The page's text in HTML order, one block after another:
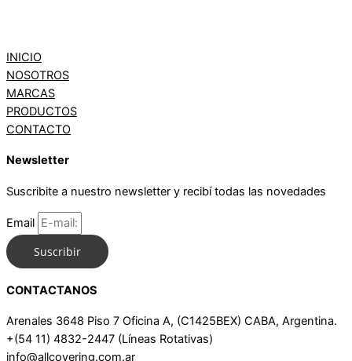
INICIO
NOSOTROS
MARCAS
PRODUCTOS
CONTACTO
Newsletter
Suscribite a nuestro newsletter y recibí todas las novedades
Email
Suscribir
CONTACTANOS
Arenales 3648 Piso 7 Oficina A, (C1425BEX) CABA, Argentina.
+(54 11) 4832-2447 (Líneas Rotativas)
info@allcovering.com.ar